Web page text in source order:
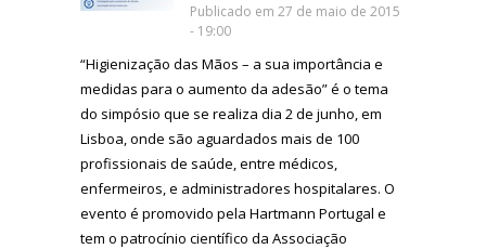
Publicado em 27 de maio de 2015
- 19:00
“Higienização das Mãos – a sua importância e
medidas para o aumento da adesão” é o tema
do simpósio que se realiza dia 2 de junho, em
Lisboa, onde são aguardados mais de 100
profissionais de saúde, entre médicos,
enfermeiros, e administradores hospitalares. O
evento é promovido pela Hartmann Portugal e
tem o patrocínio científico da Associação